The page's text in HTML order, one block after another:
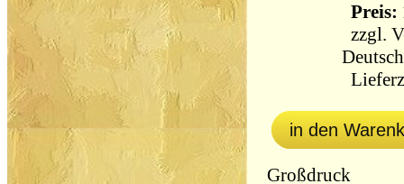
Preis:
zzgl.
in den
Großdruck